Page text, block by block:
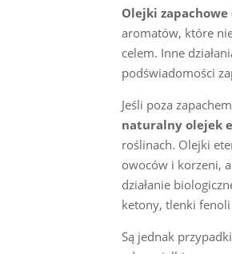
Olejki zapachowe
aromatów, które
celem. Inne
podświadomości
Jeśli poza
naturalny olejek
roślinach. Olejki
owoców i korzeni,
działanie
ketony, tlenki
Są jednak